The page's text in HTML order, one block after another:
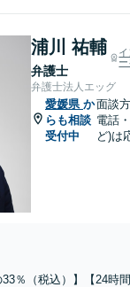
浦川 祐輔
弁護士
イ
弁護士法人エッグ
愛媛県 か
らも相談
受付中
面談
電話
ど)は
33％（税込）】【24時